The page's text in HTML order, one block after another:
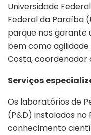
Universidade
Federal da Paraíba
parque nos garante
bem como
Costa, coordenador
Serviços
Os laboratórios de
(P&D) instalados no
conhecimento